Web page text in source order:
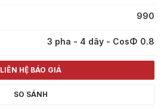
990
3 pha - 4 dây - CosΦ 0.8
LIÊN HỆ BÁO GIÁ
SO SÁNH